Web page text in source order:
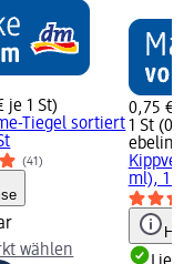
je 1 St)
Tiegel sortiert
(41)
wählen
0,75 €
1 St
ebelin
ml), 1 St